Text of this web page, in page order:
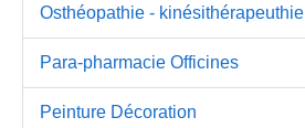
Osthéopathie - kinésithérapeuthie
Para-pharmacie Officines
Peinture Décoration